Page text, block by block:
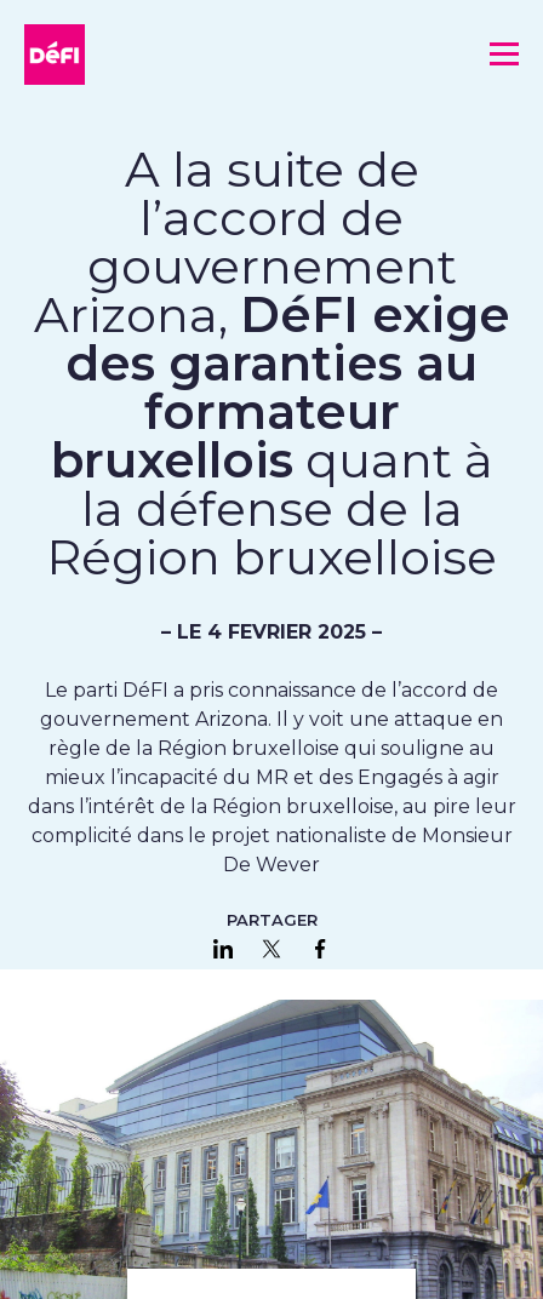
A la suite de
l’accord de
gouvernement
Arizona, DéFI exige
des garanties au
formateur
bruxellois quant à
la défense de la
Région bruxelloise
– LE 4 FEVRIER 2025 –
Le parti DéFI a pris connaissance de l’accord de
gouvernement Arizona. Il y voit une attaque en
règle de la Région bruxelloise qui souligne au
mieux l’incapacité du MR et des Engagés à agir
dans l’intérêt de la Région bruxelloise, au pire leur
complicité dans le projet nationaliste de Monsieur
De Wever
PARTAGER
Partager sur LinkedIn
Partager sur Twitter